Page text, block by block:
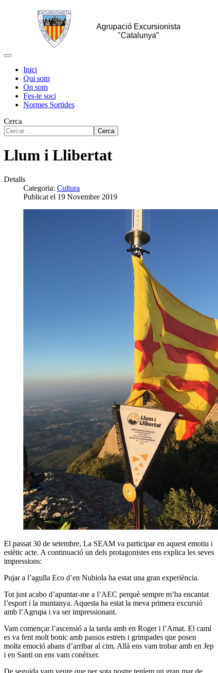
Agrupació Excursionista
"Catalunya"
Inici
Qui som
On som
Fes-te soci
Normes Sortides
Cerca
Cerca
Llum i Llibertat
Detalls
Categoria: Cultura
Publicat el 19 Novembre 2019
El passat 30 de setembre, La SEAM va participar en aquest emotiu i
estètic acte. A continuació un dels protagonistes ens explica les seves
impressions:
Pujar a l’agulla Eco d’en Nubiola ha estat una gran experiència.
Tot just acabo d’apuntar-me a l’AEC perquè sempre m’ha encantat
l’esport i la muntanya. Aquesta ha estat la meva primera excursió
amb l’Agrupa i va ser impressionant.
Vam començar l’ascensió a la tarda amb en Roger i l’Amat. El camí
es va fent molt bonic amb passos estrets i grimpades que posen
molta emoció abans d’arribar al cim. Allà ens vam trobar amb en Jep
i en Santi on ens vam conèixer.
De seguida vam veure que per sota nostre teníem un gran mar de